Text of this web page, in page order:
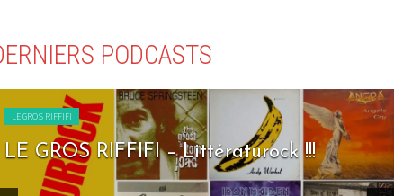
PODCASTS
LE GROS RIFFIFI
LE GROS RIFFIFI – Seven Days To Rock !!!